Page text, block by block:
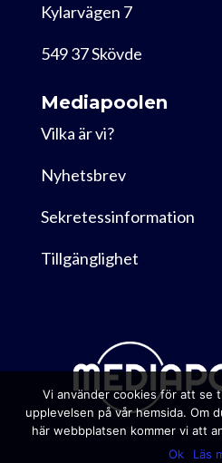
Kylarvägen 7
549 37 Skövde
Mediapoolen
Vilka är vi?
Nyhetsbrev
Sekretessinformation
Tillgänglighet
Vi använder cookies för att se
upplevelsen på vår hemsida. Om
här webbplatsen kommer vi att
Ok
Läs